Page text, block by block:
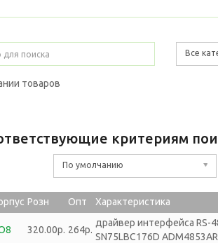
Все
товаров
критериям
По умолчанию
Розн Опт Характеристика
320.00р. 264р.
драйвер интерфейса RS-
SN75LBC176D